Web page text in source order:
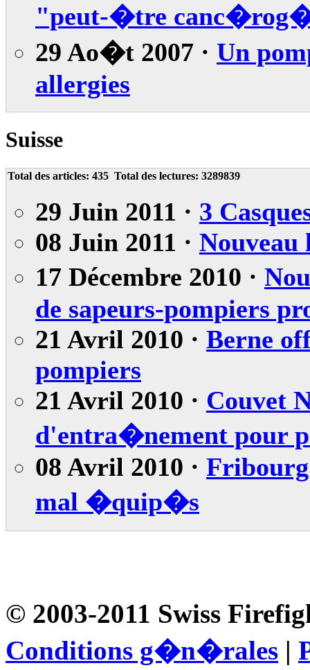
"peut-�tre
29 Ao�t 2007 · Un
allergies
Suisse
Total des articles: 435 Total des lectures: 3289839
29 Juin 2011 · 3
08 Juin 2011 ·
17 Décembre 2010 ·
de sapeurs-pompiers
21 Avril 2010 · Berne
pompiers
21 Avril 2010 · Couvet
d'entra�nement pour
08 Avril 2010 · Fribourg
mal �quip�s
© 2003-2011 Swiss
Conditions g�n�rales |